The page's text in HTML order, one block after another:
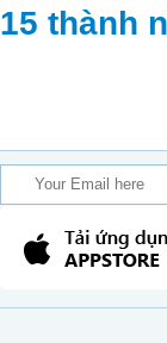
15 thành